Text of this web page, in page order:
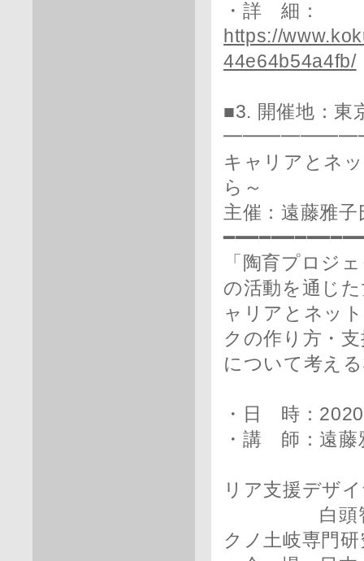
・詳 細：
https://
44e64b54a4fb/
■3. 開催地：東
キャリアとネ
ら～
主催：遠藤雅
「陶育プロジ
の活動を通じ
ャリアとネッ
クの作り方・
について考え
・日 時：
・講 師：遠藤
リア支援デザ
白頭智子氏
クノ土岐専門